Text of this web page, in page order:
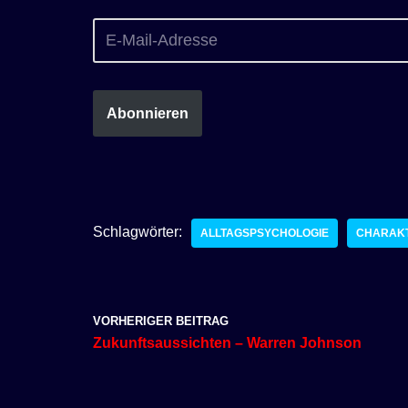
Abonnieren
Schlagwörter: ALLTAGSPSYCHOLOGIE
VORHERIGER BEITRAG
Zukunftsaussichten – Warren Johnson